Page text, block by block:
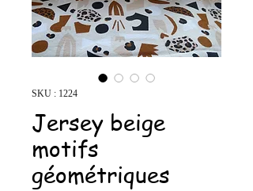
SKU : 1224
Jersey beige
motifs
géométriques